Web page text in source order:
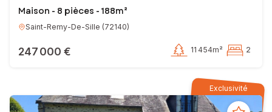
Maison - 8 pièces - 188m²
Saint-Remy-De-Sille (72140)
247 000 € 11 454m² 2
Exclusivité